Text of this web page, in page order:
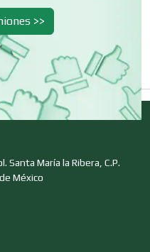
>>
Santa María la Ribera, C.P.
México